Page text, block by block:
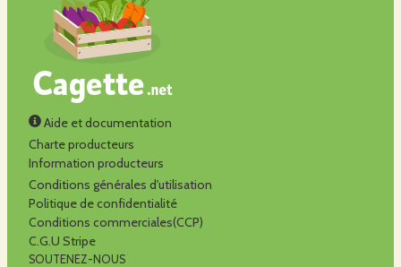
Aide et documentation
Charte producteurs
Information producteurs
Conditions générales d'utilisation
Politique de confidentialité
Conditions commerciales(CCP)
C.G.U Stripe
SOUTENEZ-NOUS